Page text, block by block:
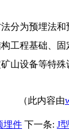
为预埋法和
工程基础、
山设备等特殊
（此内容由
埋件 下一条: J